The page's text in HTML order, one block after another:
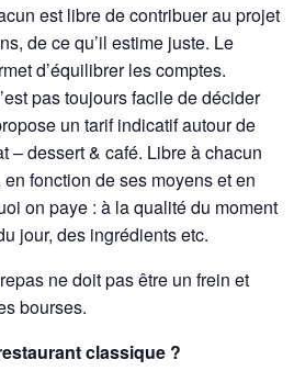
est librede contribuer au projet
de ce qu’il estime juste. Le
d’équilibrerles comptes.
pas toujours facile de décider
un tarif indicatif autour de
– dessert & café. Libre à chacun
fonction de ses moyens et en
on paye : à la qualité du moment
jour, des ingrédients etc.
ne doit pas être un frein et
bourses.
classique ?